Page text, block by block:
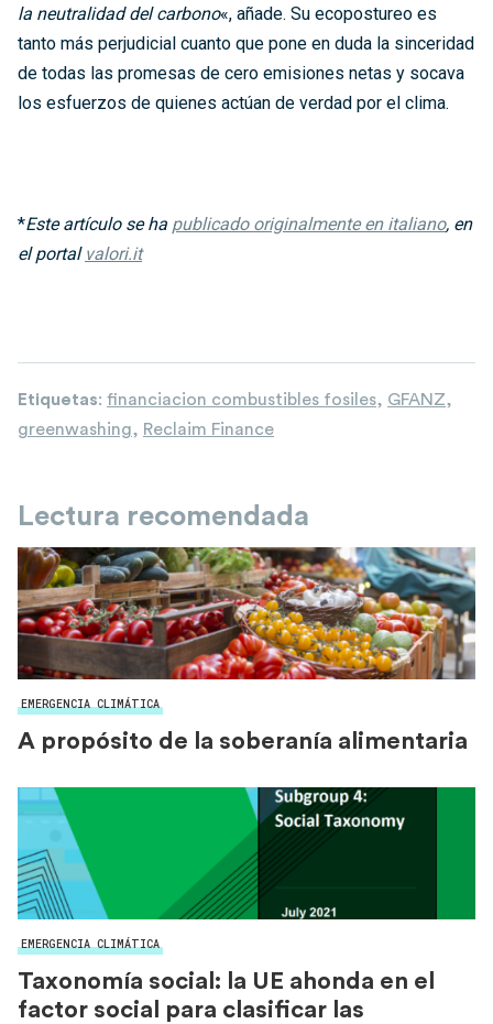
la neutralidad del carbono«, añade. Su ecopostureo es
tanto más perjudicial cuanto que pone en duda la sinceridad
de todas las promesas de cero emisiones netas y socava
los esfuerzos de quienes actúan de verdad por el clima.
*Este artículo se ha publicado originalmente en italiano, en
el portal valori.it
Etiquetas: financiacion combustibles fosiles, GFANZ,
greenwashing, Reclaim Finance
Lectura recomendada
EMERGENCIA CLIMÁTICA
A propósito de la soberanía alimentaria
EMERGENCIA CLIMÁTICA
Taxonomía social: la UE ahonda en el
factor social para clasificar las